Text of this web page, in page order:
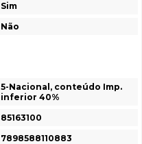
Sim
Não
5-Nacional, conteúdo Imp.
inferior 40%
85163100
7898588110883